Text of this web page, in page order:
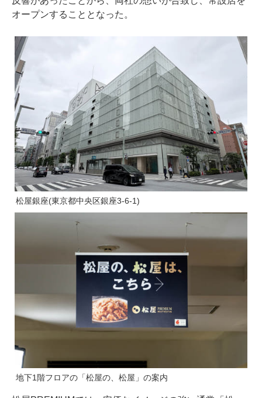
オープンすることとなった。
松屋銀座(東京都中央区銀座3-6-1)
地下1階フロアの「松屋の、松屋」の案内